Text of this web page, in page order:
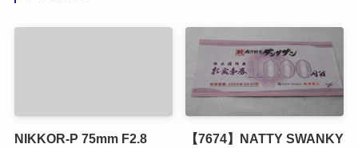
NIKKOR-P 75mm F2.8
【7674】NATTY SWANKY